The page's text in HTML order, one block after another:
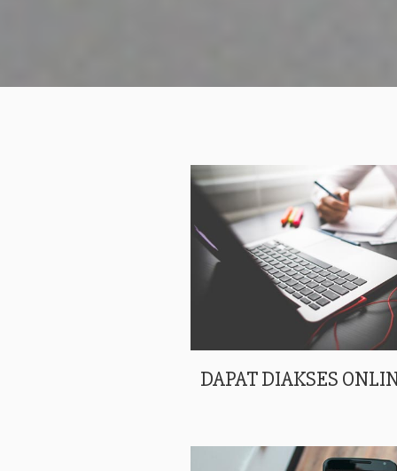
DAPAT DIAKSES